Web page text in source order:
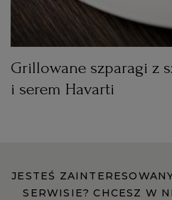
Grillowane szparagi z
i serem Havarti
JESTEŚ
SERWISIE? CHCESZ W